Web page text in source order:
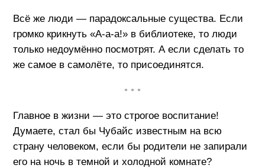
Всё же люди — парадоксальные существа. Если
громко крикнуть «А-а-а!» в библиотеке, то люди
только недоумённо посмотрят. А если сделать то
же самое в самолёте, то присоединятся.
• • •
Главное в жизни — это строгое воспитание!
Думаете, стал бы Чубайс известным на всю
страну человеком, если бы родители не запирали
его на ночь в темной и холодной комнате?